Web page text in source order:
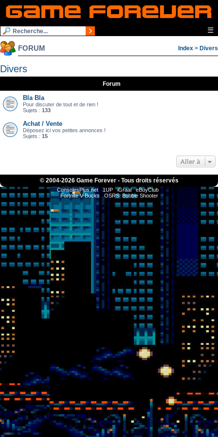
☰
FORUM Index > Divers
Divers
Forum
Bla Bla
Pour discuter de tout et de rien !
Sujets : 133
Achat / Vente
Déposez ici vos petites annonces !
Sujets : 15
Aller à
© 2004-2026 Game Forever - Tous droits réservés
ConsolesPlus.net 1UP iGraal
eBuyClub
Fortnite V-Bucks
OSRS Bubble Shooter